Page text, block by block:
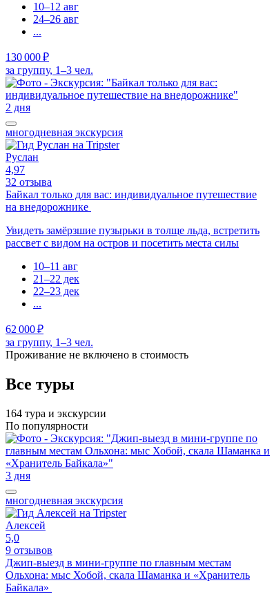
10–12 авг
24–26 авг
...
130 000 ₽
за группу, 1–3 чел.
2 дня
многодневная экскурсия
Руслан
4,97
32 отзыва
Байкал только для вас: индивидуальное путешествие
на внедорожнике
Увидеть замёрзшие пузырьки в толще льда, встретить
рассвет с видом на остров и посетить места силы
10–11 авг
21–22 дек
22–23 дек
...
62 000 ₽
за группу, 1–3 чел.
Проживание не включено в стоимость
Все туры
164 тура и экскурсии
По популярности
3 дня
многодневная экскурсия
Алексей
5,0
9 отзывов
Джип-выезд в мини-группе по главным местам
Ольхона: мыс Хобой, скала Шаманка и «Хранитель
Байкала»